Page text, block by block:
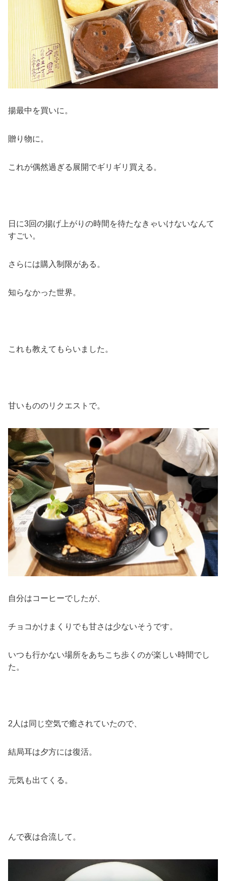
揚最中を買いに。
贈り物に。
これが偶然過ぎる展開でギリギリ買える。
日に3回の揚げ上がりの時間を待たなきゃいけないなんて
すごい。
さらには購入制限がある。
知らなかった世界。
これも教えてもらいました。
甘いもののリクエストで。
自分はコーヒーでしたが、
チョコかけまくりでも甘さは少ないそうです。
いつも行かない場所をあちこち歩くのが楽しい時間でし
た。
2人は同じ空気で癒されていたので、
結局耳は夕方には復活。
元気も出てくる。
んで夜は合流して。